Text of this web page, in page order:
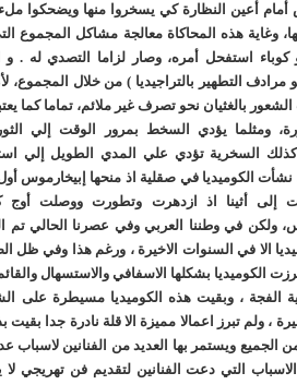
أمام أعين النظارة كي يسخروا منها ويضحكوا
وغاية هذه المحاكاة معالجة مشاكل المجموع
استفحل أمره، وصار لزاما التصدي له . و
هو مرادف التطهير بالتراجيديا ) من خلال
بالغثيان نحو تصرف غير ملائم، تماما كما
ومثلما يؤدي السخط بمرور الوقت إلي
كذلك السخرية تؤدي علي المدي الطويل إلي
نشأت الكوميديا في صقلية اذ منحها إبيخارموس أول
إلى أثينا اذ ازدهرت وتطورت ووصلت أوج
ولكن في وطننا العربي وفي عصرنا الحالي تم
الا في السنوات الاخيرة ، ورغم هذا وفي ظل
الكوميديا بشكلها الاسفافي والاستسهال
الفجة ، وبقيت هذه الكوميديا مسيطرة
، ولم تبرز اعمالا مميزة الا قلة نادرة جدا
الجميع ويستمر بها العديد من الفنانين لاسباب
التي دعت الفنانين لتقديم فن تهريجي لا